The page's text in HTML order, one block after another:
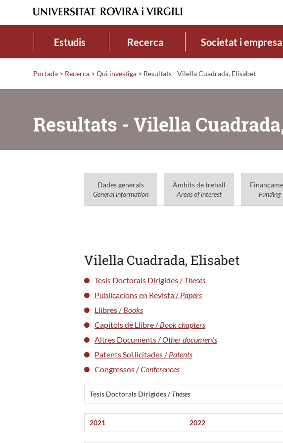
Estudis Recerca Societat i empresa
Portada > Recerca > Qui investiga > Resultats - Vilella Cuadrada, Elisabet
Resultats - Vilella
Dades generals
General information
Àmbits de treball
Areas of interest
Funding
Vilella Cuadrada, Elisabet
Tesis Doctorals Dirigides / Theses
Publicacions en Revista / Papers
Llibres / Books
Capítols de Llibre / Book chapters
Altres Documents /Other documents
Patents Sol.licitades / Patents
Congressos /Conferences
Tesis Doctorals Dirigides /Theses
2021 2022